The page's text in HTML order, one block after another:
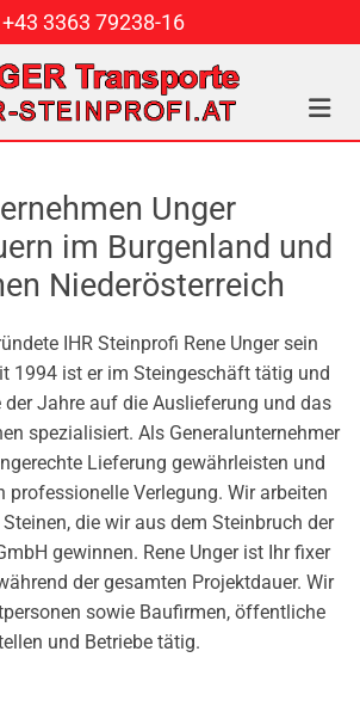
+43 3363 79238-16
Unger
im Burgenland und
Niederösterreich
IHR Steinprofi Rene Unger sein
1994 ist er im Steingeschäft tätig und
Jahre auf die Auslieferung und das
spezialisiert. Als Generalunternehmer
Lieferung gewährleisten und
professionelle Verlegung. Wir arbeiten
die wir aus dem Steinbruch der
gewinnen. Rene Unger ist Ihr fixer
der gesamten Projektdauer. Wir
sowie Baufirmen, öffentliche
und Betriebe tätig.